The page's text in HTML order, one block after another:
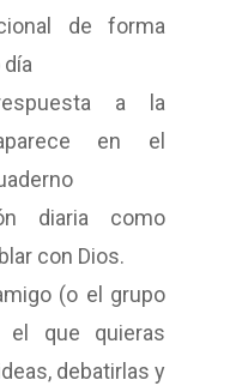
de forma
a la
en el
diaria como
con Dios.
(o el grupo
el que quieras
debatirlas y